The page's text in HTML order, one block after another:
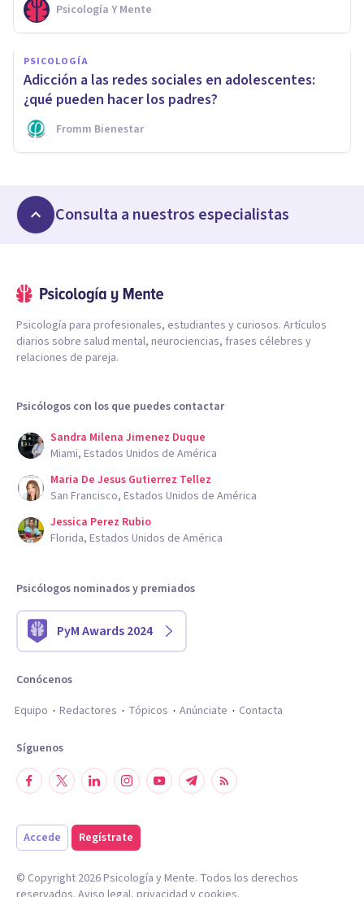
Psicología Y Mente
PSICOLOGÍA
Adicción a las redes sociales en adolescentes:
¿qué pueden hacer los padres?
Fromm Bienestar
Consulta a nuestros especialistas
Psicología para profesionales, estudiantes y curiosos. Artículos
diarios sobre salud mental, neurociencias, frases célebres y
relaciones de pareja.
Psicólogos con los que puedes contactar
Sandra Milena Jimenez Duque
Miami, Estados Unidos de América
Maria De Jesus Gutierrez Tellez
San Francisco, Estados Unidos de América
Jessica Perez Rubio
Florida, Estados Unidos de América
Psicólogos nominados y premiados
PyM Awards 2024
Conócenos
Equipo
Redactores Tópicos Anúnciate Contacta
Síguenos
Accede Regístrate
© Copyright 2026Psicología y Mente. Todos los derechos